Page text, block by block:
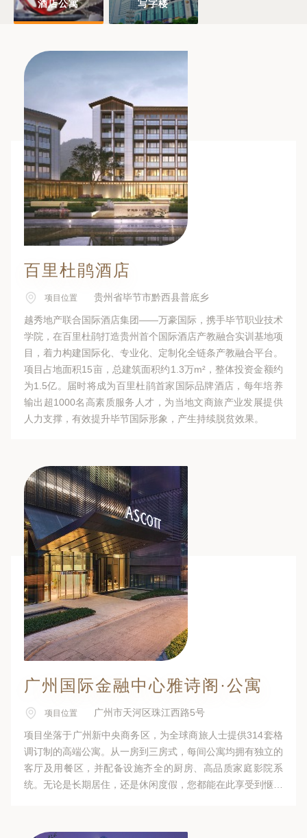
酒店公寓 写字楼
百里杜鹃酒店
项目位置 贵州省毕节市黔西县普底乡
越秀地产联合国际酒店集团——万豪国际，携手毕节职业技术
学院，在百里杜鹃打造贵州首个国际酒店产教融合实训基地项
目，着力构建国际化、专业化、定制化全链条产教融合平台。
项目占地面积15亩，总建筑面积约1.3万m²，整体投资金额约
为1.5亿。届时将成为百里杜鹃首家国际品牌酒店，每年培养
输出超1000名高素质服务人才，为当地文商旅产业发展提供
人力支撑，有效提升毕节国际形象，产生持续脱贫效果。
广州国际金融中心雅诗阁·公寓
项目位置 广州市天河区珠江西路5号
项目坐落于广州新中央商务区，为全球商旅人士提供314套格
调订制的高端公寓。从一房到三房式，每间公寓均拥有独立的
客厅及用餐区，并配备设施齐全的厨房、高品质家庭影院系
统。无论是长期居住，还是休闲度假，您都能在此享受到惬意